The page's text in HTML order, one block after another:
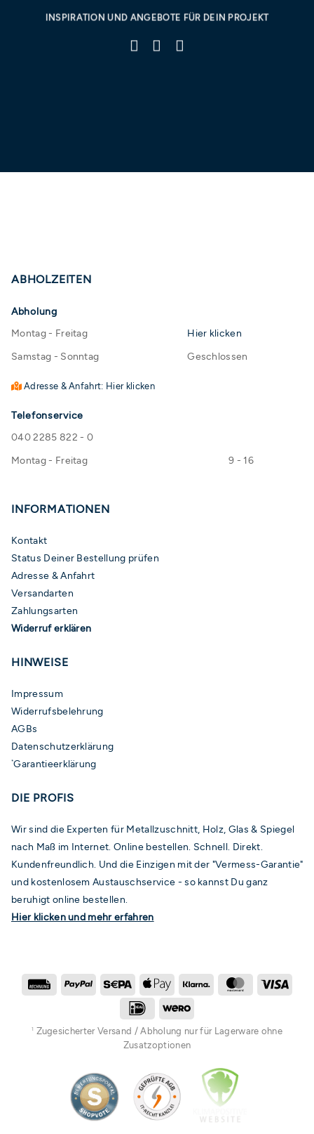
INSPIRATION UND ANGEBOTE FÜR DEIN PROJEKT
ABHOLZEITEN
Abholung
Montag - Freitag
Hier klicken
Samstag - Sonntag
Geschlossen
Adresse & Anfahrt: Hier klicken
Telefonservice
040 2285 822 - 0
Montag - Freitag
9 - 16
INFORMATIONEN
Kontakt
Status Deiner Bestellung prüfen
Adresse & Anfahrt
Versandarten
Zahlungsarten
Widerruf erklären
HINWEISE
Impressum
Widerrufsbelehrung
AGBs
Datenschutzerklärung
*Garantieerklärung
DIE PROFIS
Wir sind die Experten für Metallzuschnitt, Holz, Glas & Spiegel
nach Maß im Internet. Online bestellen. Schnell. Direkt.
Kundenfreundlich. Und die Einzigen mit der "Vermess-Garantie"
und kostenlosem Austauschservice - so kannst Du ganz
beruhigt online bestellen.
Hier klicken und mehr erfahren
RechungPayPal Sepa
Apple
Pay
Klarna MasterCard
Visa
IDeal
Wero
1
Zugesicherter Versand / Abholung nur für Lagerware ohne
Zusatzoptionen